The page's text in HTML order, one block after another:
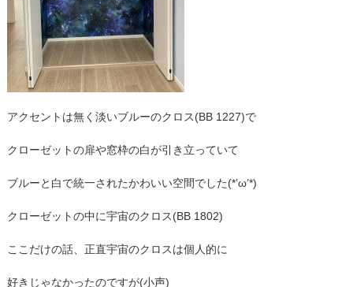
アクセントは無く淡いブルーのクロス(BB 1227)で
クローゼットの扉や窓枠の白が引き立っていて
ブルーと白で統一されたかわいい空間でした(*’ω’*)
クローゼットの中に宇宙のクロス(BB 1802)
ここだけの話、正直宇宙のクロスは個人的に
好きじゃなかったのですが(小声)